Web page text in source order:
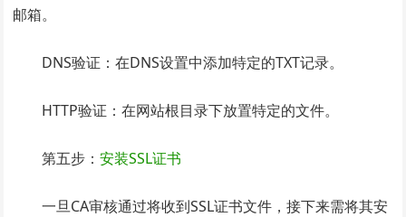
邮箱。
DNS验证：在DNS设置中添加特定的TXT记录。
HTTP验证：在网站根目录下放置特定的文件。
第五步：安装SSL证书
一旦CA审核通过将收到SSL证书文件，接下来需将其安